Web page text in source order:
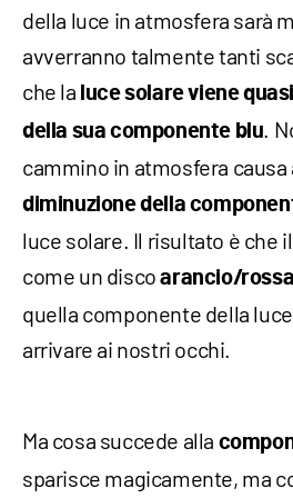
della luce in atmosfera sarà
avverranno talmente tanti
che la luce solare viene
della sua componente blu.
cammino in atmosfera
diminuzione della
luce solare. Il risultato è che
come un discoarancio/
quella componente della
arrivare ai nostri occhi.
Ma cosa succede alla
sparisce magicamente, ma